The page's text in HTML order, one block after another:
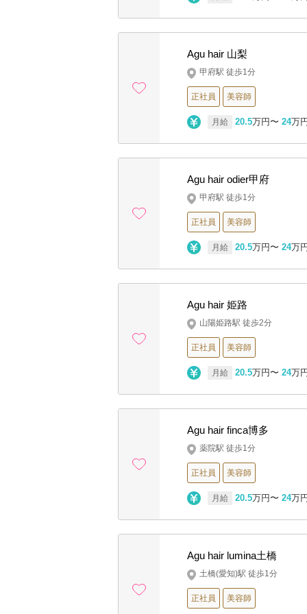
Agu hair 山梨
甲府駅 徒歩1分
正社員 美容師
月給 20.5万円〜 24万
Agu hair odier甲府
甲府駅 徒歩1分
正社員 美容師
月給 20.5万円〜 24万
Agu hair 姫路
山陽姫路駅 徒歩2分
正社員 美容師
月給 20.5万円〜 24万
Agu hair finca博多
薬院駅 徒歩1分
正社員 美容師
月給 20.5万円〜 24万
Agu hair lumina土橋
土橋(愛知)駅 徒歩1分
正社員 美容師